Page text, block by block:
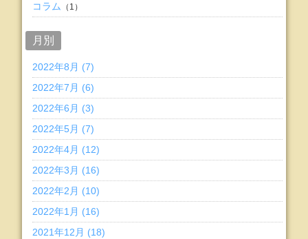
コラム （1）
月別
2022年8月 (7)
2022年7月 (6)
2022年6月 (3)
2022年5月 (7)
2022年4月 (12)
2022年3月 (16)
2022年2月 (10)
2022年1月 (16)
2021年12月 (18)